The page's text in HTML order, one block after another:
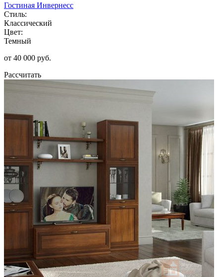
Гостиная Инвернесс
Стиль:
Классический
Цвет:
Темный
от 40 000 руб.
Рассчитать